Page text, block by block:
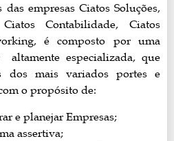
empresas Ciatos Soluções,
Contabilidade, Ciatos
é composto por uma
especializada, que
dos mais variados portes e
o propósito de:
e planejar Empresas;
assertiva;